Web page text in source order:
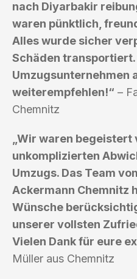
nach Diyarbakir
waren pünktlich,
Alles wurde sicher
Schäden
Umzugsunternehmen
weiterempfehlen!“ –
Chemnitz
„Wir waren
unkomplizierten
Umzugs. Das Team
Ackermann Chemnitz
Wünsche
unserer vollsten
Vielen Dank für eure
Müller aus Chemnitz